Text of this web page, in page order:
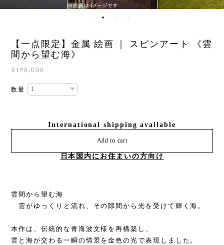
【一点限定】金属 絵画 ｜ スピンアート 《雲
間から望む海》
¥198,000
数量
International shipping available
Add to cart
日本国内にお住まいの方向け
雲間から望む海
雲がゆっくりと流れ、その隙間から光を受けて輝く海。
本作は、伝統的な青海波文様を再構築し、
雲と海が交わる一瞬の情景を金色の光で表現しました。